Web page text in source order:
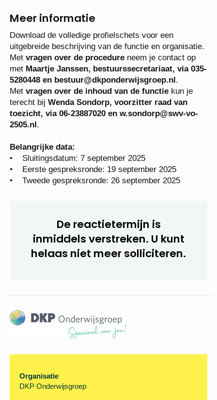
Meer informatie
Download de volledige profielschets voor een
uitgebreide beschrijving van de functie en organisatie.
Met vragen over de procedure neem je contact op
met Maartje Janssen, bestuurssecretariaat, via 035-
5280448 en bestuur@dkponderwijsgroep.nl.
Met vragen over de inhoud van de functie kun je
terecht bij Wenda Sondorp, voorzitter raad van
toezicht, via 06-23887020 en w.sondorp@swv-vo-
2505.nl.
Belangrijke data:
• Sluitingsdatum: 7 september 2025
• Eerste gespreksronde: 19 september 2025
• Tweede gespreksronde: 26 september 2025
De reactietermijn is
inmiddels verstreken. U kunt
helaas niet meer solliciteren.
Organisatie
DKP Onderwijsgroep